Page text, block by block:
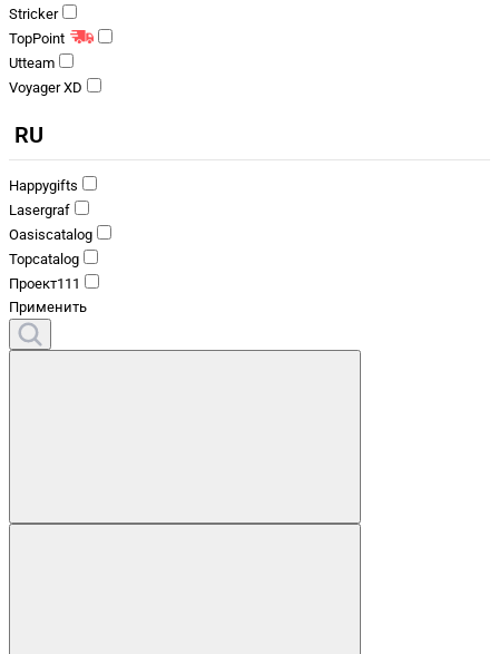
Stricker
TopPoint
Utteam
Voyager XD
RU
Happygifts
Lasergraf
Oasiscatalog
Topcatalog
Проект111
Применить